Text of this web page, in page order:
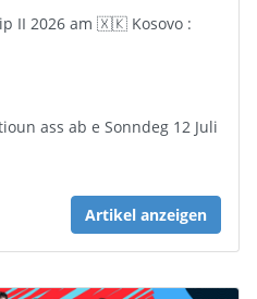
II 2026 am 🇽🇰 Kosovo :
ass ab e Sonndeg 12 Juli
Artikel anzeigen